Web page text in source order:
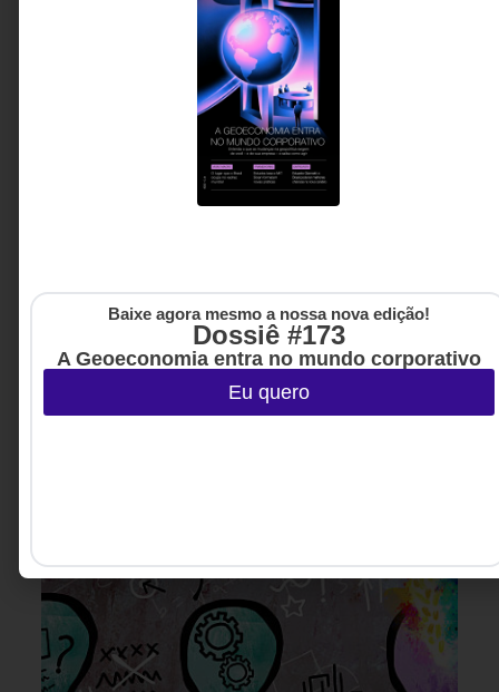
A inteligência artificial deixou de ser apenas uma
ferramenta de apoio para se tornar uma
infraestrutura capaz de reorganizar decisões,
processos e modelos de trabalho. Em um cenário
marcado pelo avanço dos agentes inteligentes, o
desafio das lideranças já não é implementar
tecnologia, mas redesenhar a forma como humanos
consultivas B2B
Baixe agora mesmo a nossa nova edição!
Dossiê #173
A Geoeconomia entra no mundo corporativo
Eu quero